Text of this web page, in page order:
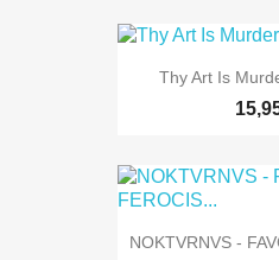
Thy Art Is
NOKTVRNVS -